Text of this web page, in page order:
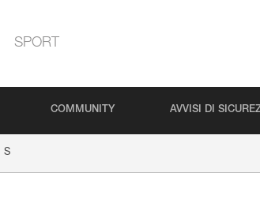
SPORT
COMMUNITY AVVISI DI
S